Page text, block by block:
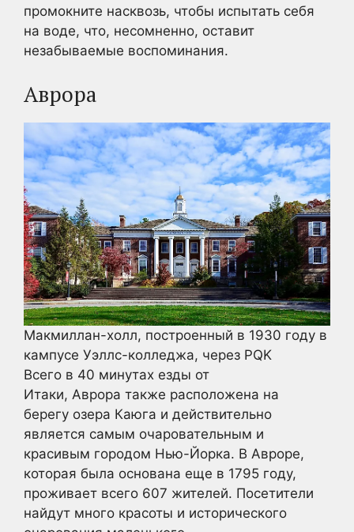
промокните насквозь, чтобы испытать себя
на воде, что, несомненно, оставит
незабываемые воспоминания.
Аврора
Макмиллан-холл, построенный в 1930 году в
кампусе Уэллс-колледжа, через PQK
Всего в 40 минутах езды от
Итаки, Аврора также расположена на
берегу озера Каюга и действительно
является самым очаровательным и
красивым городом Нью-Йорка. В Авроре,
которая была основана еще в 1795 году,
проживает всего 607 жителей. Посетители
найдут много красоты и исторического